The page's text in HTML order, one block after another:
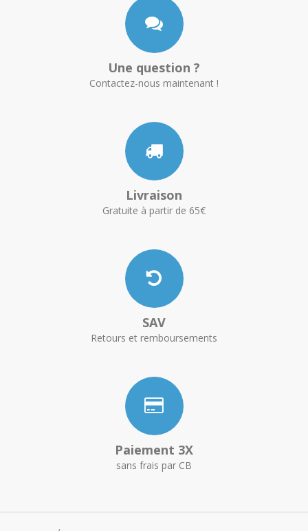
Une question ?
Contactez-nous maintenant !
Livraison
Gratuite à partir de 65€
SAV
Retours et remboursements
Paiement 3X
sans frais par CB